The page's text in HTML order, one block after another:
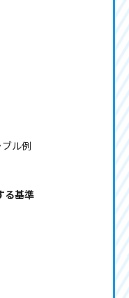
ル例
る基準